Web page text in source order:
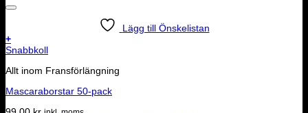
Lägg till Önskelistan
+
Snabbkoll
Allt inom Fransförlängning
Mascaraborstar 50-pack